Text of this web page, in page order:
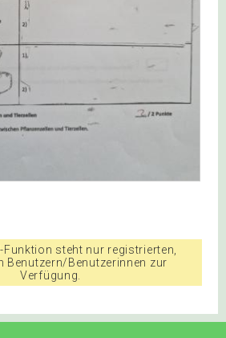
Funktion steht nur registrierten,
Benutzern/Benutzerinnen zur
Verfügung.